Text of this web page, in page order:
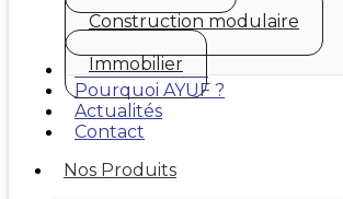
Construction modulaire
Immobilier
Nos réalisations
Pourquoi AYUF ?
Actualités
Contact
Nos Produits